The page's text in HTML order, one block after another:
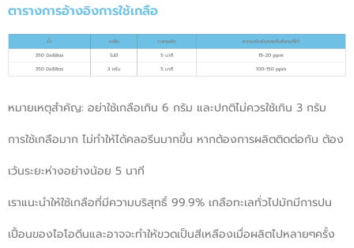
ตารางการอ้างอิงการใช้เกลือ
หมายเหตุสำคัญ: อย่าใช้เกลือเกิน 6 กรัม และปกติไม่ควรใช้เกิน 3 กรัม
การใช้เกลือมาก ไม่ทำให้ได้คลอรีนมากขึ้น หากต้องการผลิตติดต่อกัน ต้อง
เว้นระยะห่างอย่างน้อย 5 นาที
เราแนะนำให้ใช้เกลือที่มีความบริสุทธิ์ 99.9% เกลือทะเลทั่วไปมักมีการปน
เปื้อนของไอโอดีนและอาจจะทำให้ขวดเป็นสีเหลืองเมื่อผลิตไปหลายๆครั้ง